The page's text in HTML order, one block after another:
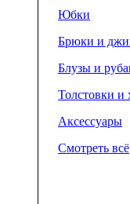
Юбки
Брюки и
Блузы и
Толстовки и
Аксессуары
Смотреть всё